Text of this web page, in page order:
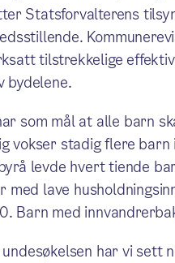
Statsforvalterens
tilstrekkelige
bydelene.
som mål at alle barn
vokser stadig flere
levde hvert tiende
med lave
Barn med
undesøkelsen har vi sett